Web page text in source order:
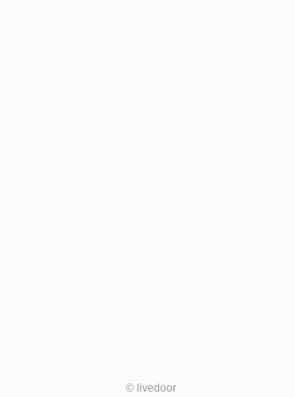
© livedoor